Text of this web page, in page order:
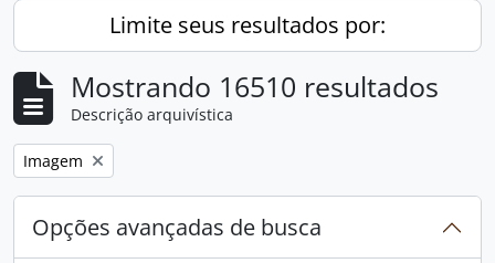
Limite seus resultados por:
Mostrando 16510 resultados
Descrição arquivística
Remover filtro:
Imagem
Opções avançadas de busca